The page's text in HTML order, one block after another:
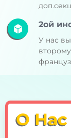
2ой
У нас
О Нас